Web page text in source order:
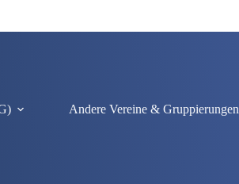
Andere Vereine & Gruppierungen